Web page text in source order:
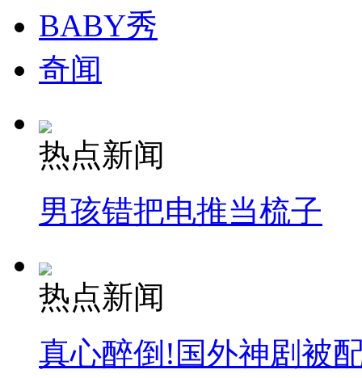
司机酒驾遇交警 急速倒车逃窜
BABY秀
奇闻
热点新闻
男孩错把电推当梳子
热点新闻
真心醉倒!国外神剧被